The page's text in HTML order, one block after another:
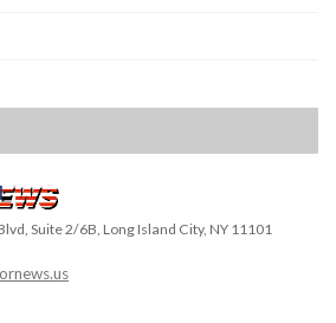
Suite 2/6B, Long Island City, NY 11101